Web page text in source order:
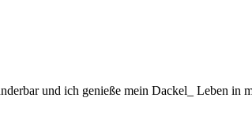
und ich genieße mein Dackel_ Leben in